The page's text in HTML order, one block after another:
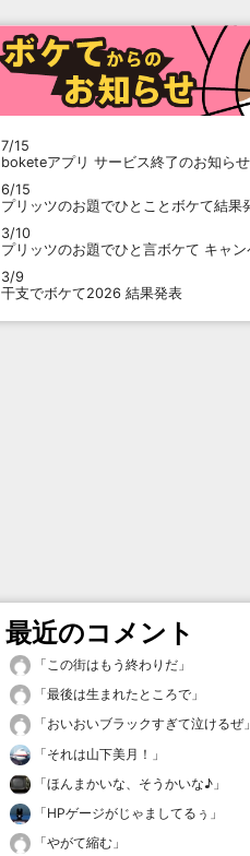
7/15
boketeアプリ サービス終了のお知らせ
6/15
プリッツのお題でひとことボケて結果
3/10
プリッツのお題でひと言ボケて キャン
3/9
干支でボケて2026 結果発表
最近のコメント
「この街はもう終わりだ 」
「最後は生まれたところで 」
「おいおいブラックすぎて泣けるぜ」
「それは山下美月！ 」
「ほんまかいな、そうかいな♪ 」
「HPゲージがじゃましてるぅ 」
「やがて縮む 」